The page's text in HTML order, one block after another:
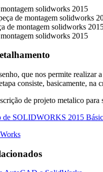
que nos permite realizar
consiste, basicamente,
de SOLIDWORKS 2015